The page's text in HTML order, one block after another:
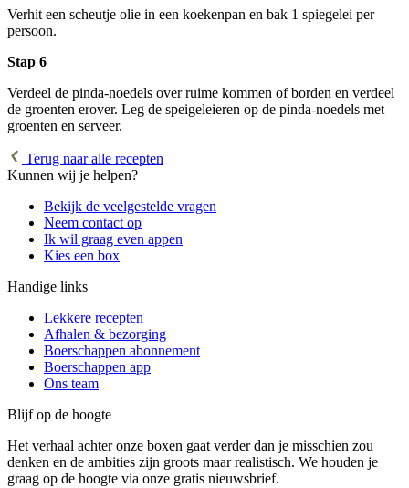
Verhit een scheutje olie in een koekenpan en bak 1 spiegelei per
persoon.
Stap 6
Verdeel de pinda-noedels over ruime kommen of borden en verdeel
de groenten erover. Leg de speigeleieren op de pinda-noedels met
groenten en serveer.
Terug naar alle recepten
Kunnen wij je helpen?
Bekijk de veelgestelde vragen
Neem contact op
Ik wil graag even appen
Kies een box
Handige links
Lekkere recepten
Afhalen & bezorging
Boerschappen abonnement
Boerschappen app
Ons team
Blijf op de hoogte
Het verhaal achter onze boxen gaat verder dan je misschien zou
denken en de ambities zijn groots maar realistisch. We houden je
graag op de hoogte via onze gratis nieuwsbrief.